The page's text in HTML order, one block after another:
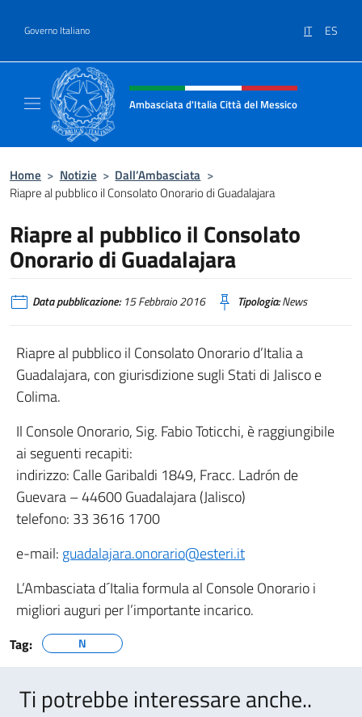
Governo Italiano IT ES
Intestazione sito, social e menù
Ambasciata d'Italia Città del Messico
Home > Notizie > Dall’Ambasciata >
Riapre al pubblico il Consolato Onorario di Guadalajara
Riapre al pubblico il Consolato
Onorario di Guadalajara
Data pubblicazione:15 Febbraio 2016 Tipologia:News
Riapre al pubblico il Consolato Onorario d’Italia a
Guadalajara, con giurisdizione sugli Stati di Jalisco e
Colima.
Il Console Onorario, Sig. Fabio Toticchi, è raggiungibile
ai seguenti recapiti:
indirizzo: Calle Garibaldi 1849, Fracc. Ladrón de
Guevara – 44600 Guadalajara (Jalisco)
telefono: 33 3616 1700
e-mail: guadalajara.onorario@esteri.it
L’Ambasciata d´Italia formula al Console Onorario i
migliori auguri per l’importante incarico.
Tag: N
Ti potrebbe interessare anche..